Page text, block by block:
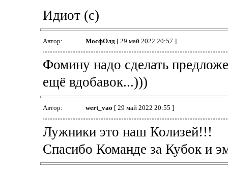
Идиот (с)
Автор: МосфОлд[ 29 май 2022 20:57 ]
Фомину надо сделать
ещё вдобавок...)))
Автор: wert_vao [ 29 май 2022 20:55 ]
Лужники это наш Колизей!!!
Спасибо Команде за Кубок и